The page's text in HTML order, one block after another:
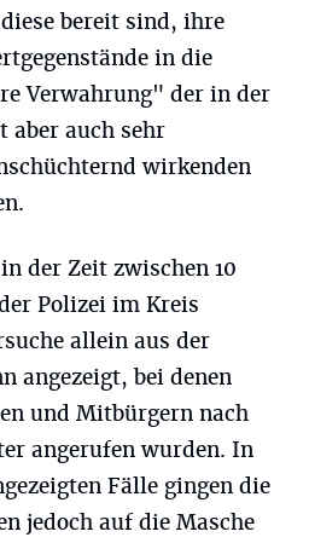
bereit sind, ihre
in die
Verwahrung" der in der
aber auch sehr
wirkenden
der Zeit zwischen 10
Polizei im Kreis
allein aus der
angezeigt, bei denen
und Mitbürgern nach
angerufen wurden. In
Fälle gingen die
jedoch auf die Masche